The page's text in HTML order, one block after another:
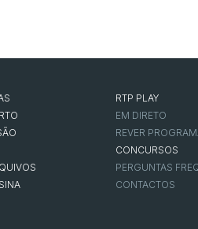
RTP PLAY
EM DIRETO
REVER
CONCURSOS
PERGUNTAS
CONTACTOS